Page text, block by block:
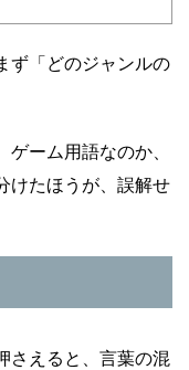
ず「どのジャンルの
ーム用語なのか、
けたほうが、誤解せ
さえると、言葉の混